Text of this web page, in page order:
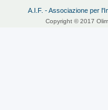
A.I.F. - Associazione per
Copyright © 2017